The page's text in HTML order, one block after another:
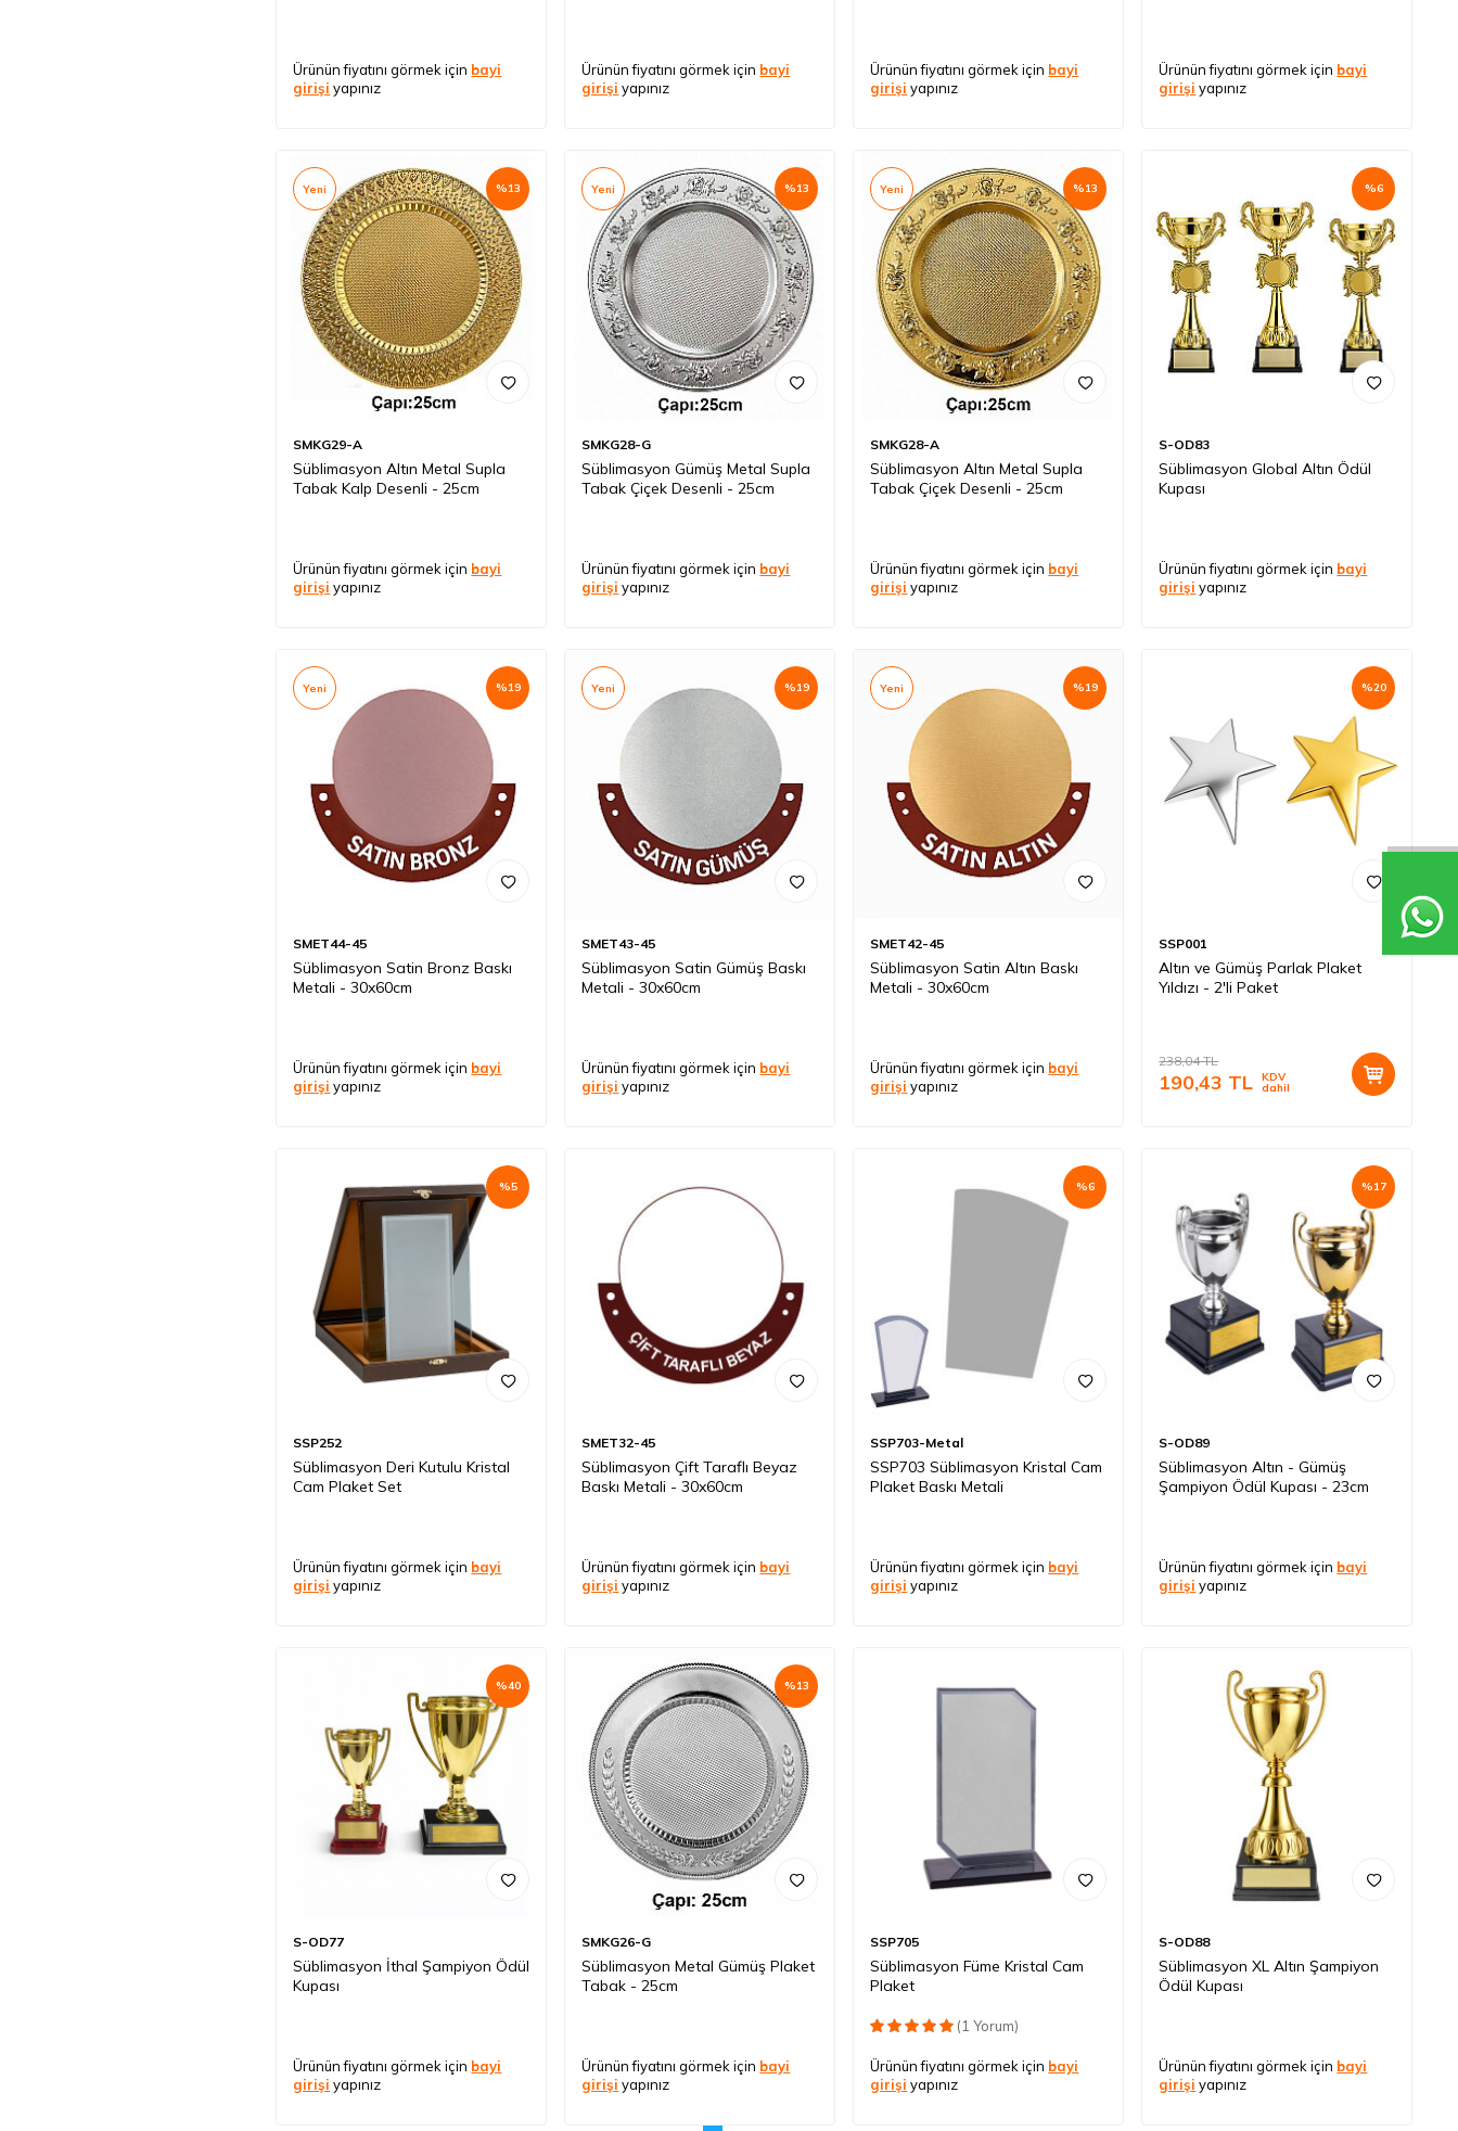
Ürünün fiyatını görmek için bayi
girişi yapınız
Ürünün fiyatını görmek için bayi
girişi yapınız
Ürünün fiyatını görmek için bayi
girişi yapınız
Ürünün fiyatını görmek için bayi
girişi yapınız
%13
Yeni
SMKG29-A
Süblimasyon Altın Metal Supla
Tabak Kalp Desenli - 25cm
Ürünün fiyatını görmek için bayi
girişi yapınız
%13
Yeni
SMKG28-G
Süblimasyon Gümüş Metal Supla
Tabak Çiçek Desenli - 25cm
Ürünün fiyatını görmek için bayi
girişi yapınız
%13
Yeni
SMKG28-A
Süblimasyon Altın Metal Supla
Tabak Çiçek Desenli - 25cm
Ürünün fiyatını görmek için bayi
girişi yapınız
%6
S-OD83
Süblimasyon Global Altın Ödül
Kupası
Ürünün fiyatını görmek için bayi
girişi yapınız
%19
Yeni
SMET44-45
Süblimasyon Satin Bronz Baskı
Metali - 30x60cm
Ürünün fiyatını görmek için bayi
girişi yapınız
%19
Yeni
SMET43-45
Süblimasyon Satin Gümüş Baskı
Metali - 30x60cm
Ürünün fiyatını görmek için bayi
girişi yapınız
%19
Yeni
SMET42-45
Süblimasyon Satin Altın Baskı
Metali - 30x60cm
Ürünün fiyatını görmek için bayi
girişi yapınız
%20
SSP001
Altın ve Gümüş Parlak Plaket
Yıldızı - 2'li Paket
238,04TL
190,43 TL KDV
dahil
%5
SSP252
Süblimasyon Deri Kutulu Kristal
Cam Plaket Set
Ürünün fiyatını görmek için bayi
girişi yapınız
SMET32-45
Süblimasyon Çift Taraflı Beyaz
Baskı Metali - 30x60cm
Ürünün fiyatını görmek için bayi
girişi yapınız
%6
SSP703-Metal
SSP703 Süblimasyon Kristal Cam
Plaket Baskı Metali
Ürünün fiyatını görmek için bayi
girişi yapınız
%17
S-OD89
Süblimasyon Altın - Gümüş
Şampiyon Ödül Kupası - 23cm
Ürünün fiyatını görmek için bayi
girişi yapınız
%40
S-OD77
Süblimasyon İthal Şampiyon Ödül
Kupası
Ürünün fiyatını görmek için bayi
girişi yapınız
%13
SMKG26-G
Süblimasyon Metal Gümüş Plaket
Tabak - 25cm
Ürünün fiyatını görmek için bayi
girişi yapınız
SSP705
Süblimasyon Füme Kristal Cam
Plaket
(1 Yorum)
Ürünün fiyatını görmek için bayi
girişi yapınız
S-OD88
Süblimasyon XL Altın Şampiyon
Ödül Kupası
Ürünün fiyatını görmek için bayi
girişi yapınız